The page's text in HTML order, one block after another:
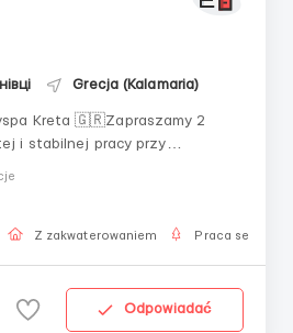
Grecja (Kalamaria)
Kreta 🇬🇷Zapraszamy 2
i stabilnej pracy przy
Znajomość języka nie
Sortowanie pom...
Z zakwaterowaniem Praca
Odpowiadać